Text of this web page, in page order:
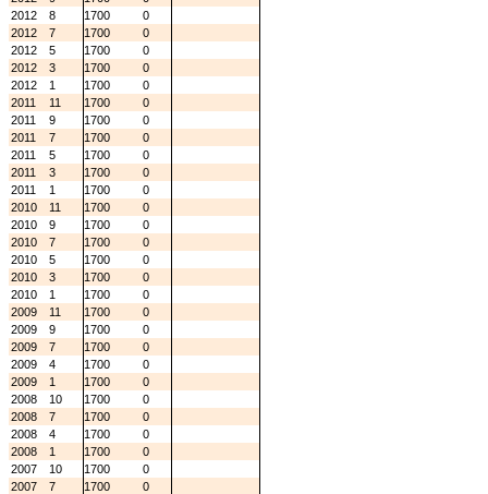
2012
8 1700
0
2012
7 1700
0
2012
5 1700
0
2012
3 1700
0
2012
1 1700
0
2011
11 1700
0
2011
9 1700
0
2011
7 1700
0
2011
5 1700
0
2011
3 1700
0
2011
1 1700
0
2010
11 1700
0
2010
9 1700
0
2010
7 1700
0
2010
5 1700
0
2010
3 1700
0
2010
1 1700
0
2009
11 1700
0
2009
9 1700
0
2009
7 1700
0
2009
4 1700
0
2009
1 1700
0
2008
10 1700
0
2008
7 1700
0
2008
4 1700
0
2008
1 1700
0
2007
10 1700
0
2007
7 1700
0